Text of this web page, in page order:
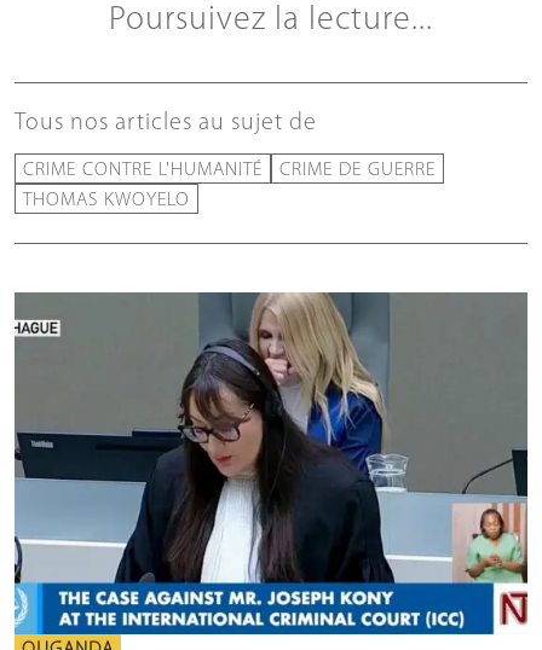
Poursuivez la lecture...
Tous nos articles au sujet de
CRIME CONTRE L'HUMANITÉ
CRIME DE GUERRE
THOMAS KWOYELO